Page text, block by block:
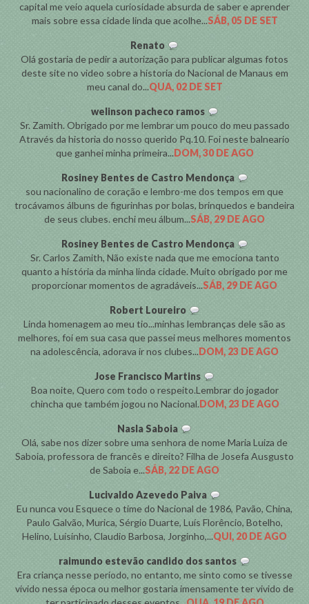
capital me veio aquela curiosidade absurda de saber e aprender
mais sobre essa cidade linda que acolhe...SÁB, 05 DE SET
Renato
Olá gostaria de pedir a autorização para publicar algumas fotos
deste site no video sobre a historia do Nacional de Manaus em
meu canal do...QUA, 02 DE SET
welinson pacheco ramos
Sr. Zamith. Obrigado por me lembrar um pouco do meu passado
Através da historia do nosso querido Pq.10. Foi neste balneario
que ganhei minha primeira...DOM, 30 DE AGO
Rosiney Bentes de Castro Mendonça
sou nacionalino de coração e lembro-me dos tempos em que
trocávamos álbuns de figurinhas por bolas, brinquedos e bandeira
de seus clubes. enchi meu álbum...SÁB, 29 DE AGO
Rosiney Bentes de Castro Mendonça
Sr. Carlos Zamith, Não existe nada que me emociona tanto
quanto a história da minha linda cidade. Muito obrigado por me
proporcionar momentos de agradáveis...SÁB, 29 DE AGO
Robert Loureiro
Linda homenagem ao meu tio...minhas lembranças dele são as
melhores, foi em sua casa que passei meus melhores momentos
na adolescência, adorava ir nos clubes...DOM, 23 DE AGO
Jose Francisco Martins
Boa noite, Quero com todo o respeito.Lembrar do jogador
chincha que também jogou no Nacional.DOM, 23 DE AGO
Nasla Saboia
Olá, sabe nos dizer sobre uma senhora de nome Maria Luiza de
Saboia, professora de francês e direito? Filha de Josefa Ausgusto
de Saboia e...SÁB, 22 DE AGO
Lucivaldo Azevedo Paiva
Eu nunca vou Esquece o time do Nacional de 1986, Pavão, China,
Paulo Galvão, Murica, Sérgio Duarte, Luís Florêncio, Botelho,
Helino, Luísinho, Claudio Barbosa, Jorginho,...QUI, 20 DE AGO
raimundo estevão candido dos santos
Era criança nesse período, no entanto, me sinto como se tivesse
vivido nessa época ou melhor gostaria imensamente ter vivido de